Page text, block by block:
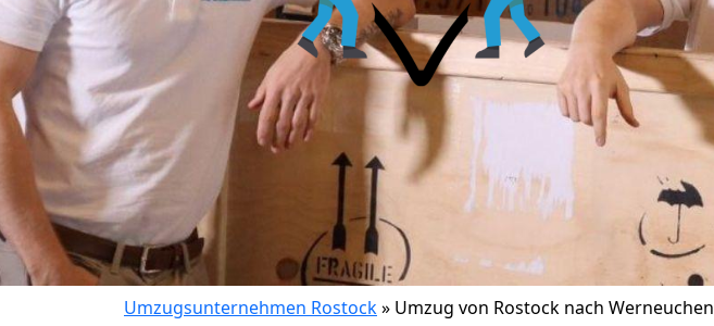
Umzugsunternehmen Rostock» Umzug von Rostock nach Werneuchen